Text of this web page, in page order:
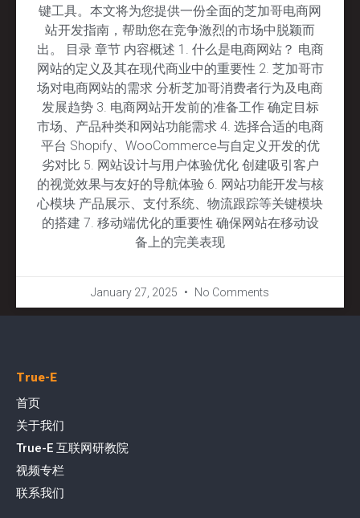
键工具。本文将为您提供一份全面的芝加哥电商网
站开发指南，帮助您在竞争激烈的市场中脱颖而
出。 目录 章节 内容概述 1. 什么是电商网站？ 电商
网站的定义及其在现代商业中的重要性 2. 芝加哥市
场对电商网站的需求 分析芝加哥消费者行为及电商
发展趋势 3. 电商网站开发前的准备工作 确定目标
市场、产品种类和网站功能需求 4. 选择合适的电商
平台 Shopify、WooCommerce与自定义开发的优
劣对比 5. 网站设计与用户体验优化 创建吸引客户
的视觉效果与友好的导航体验 6. 网站功能开发与核
心模块 产品展示、支付系统、物流跟踪等关键模块
的搭建 7. 移动端优化的重要性 确保网站在移动设
备上的完美表现
January 27, 2025 No Comments
True-E
首页
关于我们
True-E 互联网研教院
视频专栏
联系我们